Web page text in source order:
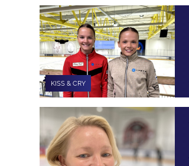
KISS & CRY